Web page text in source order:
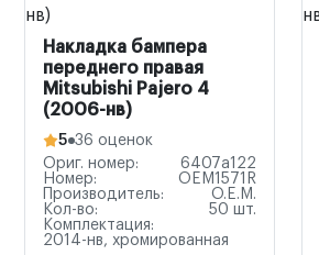
Накладка бампера
переднего правая
Mitsubishi Pajero 4
(2006-нв)
5 36 оценок
Ориг. номер:
6407a122
Номер:
OEM1571R
Производитель:
O.E.M.
Кол-во:
50 шт.
Комплектация:
2014-нв, хромированная